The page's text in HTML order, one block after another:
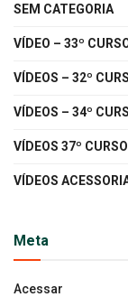
SEM CATEGORIA
VÍDEO – 33º
VÍDEOS – 32º
VÍDEOS – 34º
VÍDEOS 37º
VÍDEOS
Meta
Acessar